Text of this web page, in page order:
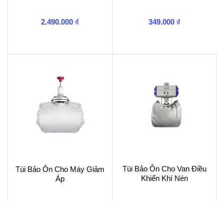
2.490.000 ₫ 349.000 ₫
Túi Bảo Ôn Cho Máy Giảm
Áp
Túi Bảo Ôn Cho Van Điều
Khiển Khí Nén